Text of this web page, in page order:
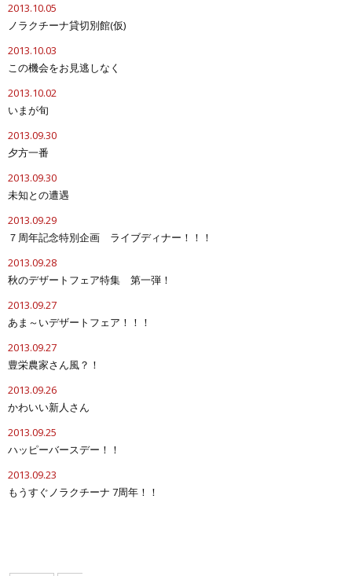
2013.10.05
ノラクチーナ貸切別館(仮)
2013.10.03
この機会をお見逃しなく
2013.10.02
いまが旬
2013.09.30
夕方一番
2013.09.30
未知との遭遇
2013.09.29
７周年記念特別企画 ライブディナー！！！
2013.09.28
秋のデザートフェア特集 第一弾！
2013.09.27
あま～いデザートフェア！！！
2013.09.27
豊栄農家さん風？！
2013.09.26
かわいい新人さん
2013.09.25
ハッピーバースデー！！
2013.09.23
もうすぐノラクチーナ 7周年！！